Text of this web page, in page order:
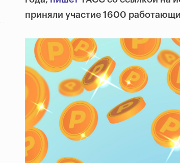
приняли участие 1600